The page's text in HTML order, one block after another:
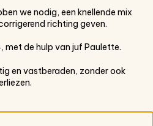
we nodig, een knellende mix
richting geven.
met de hulp van juf Paulette.
en vastberaden, zonder ook